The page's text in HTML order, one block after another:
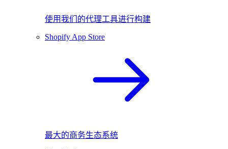
使用我们的代理工具进行构建
Shopify App Store
最大的商务生态系统